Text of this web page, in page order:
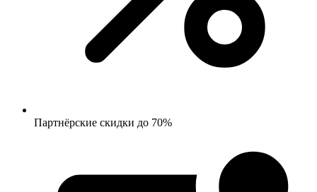
Партнёрские скидки до 70%